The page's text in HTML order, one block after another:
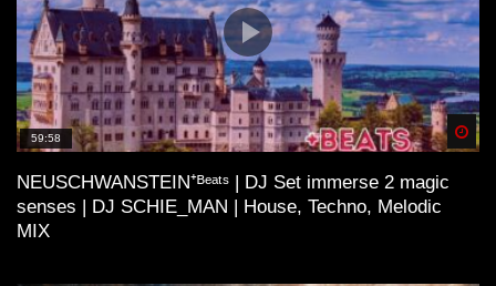
59:58
NEUSCHWANSTEIN⁺ᴮᵉᵃᵗˢ | DJ Set immerse 2 magic
senses | DJ SCHIE_MAN | House, Techno, Melodic
MIX